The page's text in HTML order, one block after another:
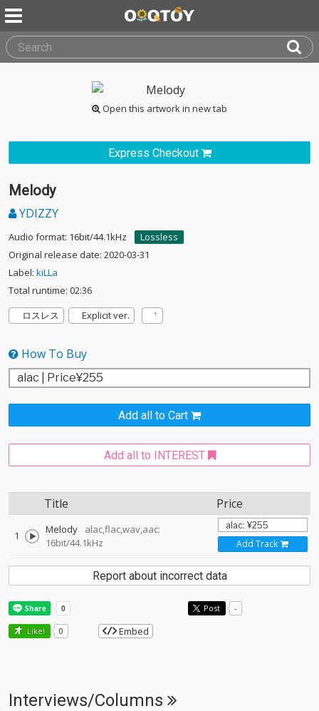
Open this artwork in new tab
Express Checkout
Melody
YDIZZY
Audio format: 16bit/44.1kHz
Lossless
Original release date: 2020-03-31
Label: kiLLa
Total runtime: 02:36
ロスレス
Explicit ver.
How To Buy
Add all to Cart
Add all to INTEREST
Title Price
1 Melody
alac,flac,wav,aac:
16bit/44.1kHz
Add Track
Report about incorrect data
Post -
Like! 0 Embed
Interviews/Columns